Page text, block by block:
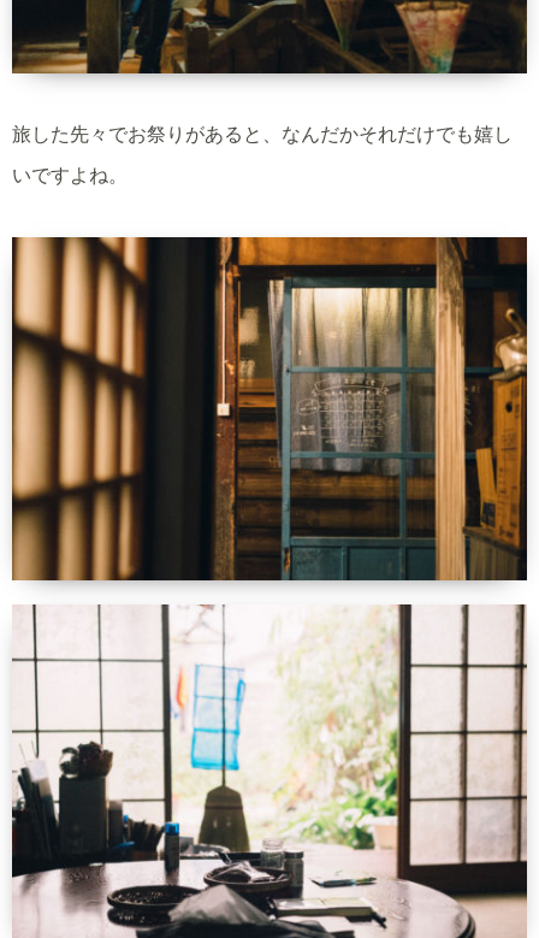
旅した先々でお祭りがあると、なんだかそれだけでも嬉し
いですよね。